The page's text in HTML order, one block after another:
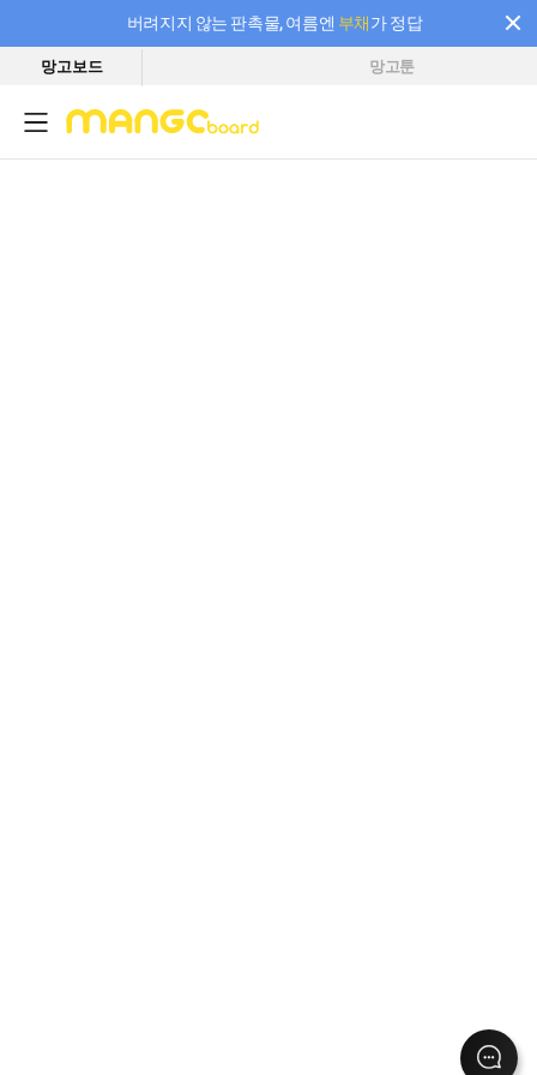
버려지지 않는 판촉물, 여름엔 부채가 정답
필요한 만큼 충전하고 끊김 없이 작업하세요! 새로워진 AI 부스터 요금제
망고보드 망고툰